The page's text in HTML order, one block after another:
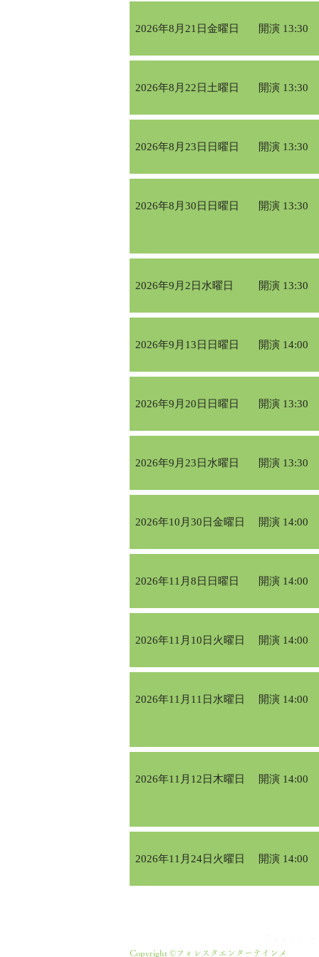
2026年8月21日金曜日 開演 13:30
2026年8月22日土曜日 開演 13:30
2026年8月23日日曜日 開演 13:30
2026年8月30日日曜日 開演 13:30
2026年9月2日水曜日 開演 13:30
2026年9月13日日曜日 開演 14:00
2026年9月20日日曜日 開演 13:30
2026年9月23日水曜日 開演 13:30
2026年10月30日金曜日 開演 14:00
2026年11月8日日曜日 開演 14:00
2026年11月10日火曜日 開演 14:00
2026年11月11日水曜日 開演 14:00
2026年11月12日木曜日 開演 14:00
2026年11月24日火曜日 開演 14:00
Copyright ©フォレスタエンターテインメ